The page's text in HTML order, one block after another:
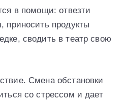
в помощи: отвезти
приносить продукты
сводить в театр свою
Смена обстановки
со стрессом и дает